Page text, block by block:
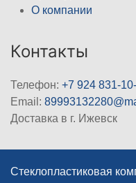
О компании
Контакты
Телефон: +7 924 831-
Email:
Доставка в г. Ижевск
Стеклопластиковая